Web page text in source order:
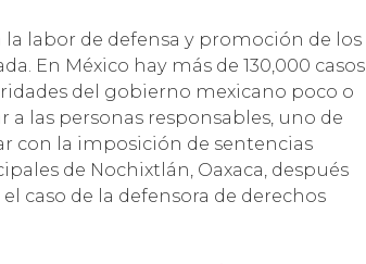
labor de defensa y promoción de los
En México hay más de 130,000 casos
del gobierno mexicano poco o
las personas responsables, uno de
con la imposición de sentencias
de Nochixtlán, Oaxaca, después
caso de la defensora de derechos